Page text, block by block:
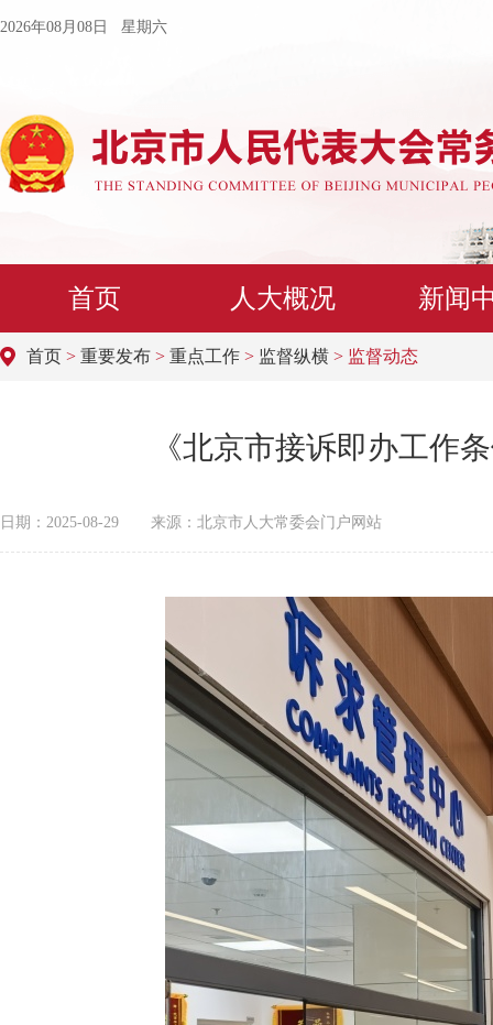
2026年08月08日 星期六
首页 人大概况 新闻
首页 > 重要发布 > 重点工作 > 监督纵横 > 监督动态
《北京市接诉即办工作
日期：2025-08-29 来源：北京市人大常委会门户网站